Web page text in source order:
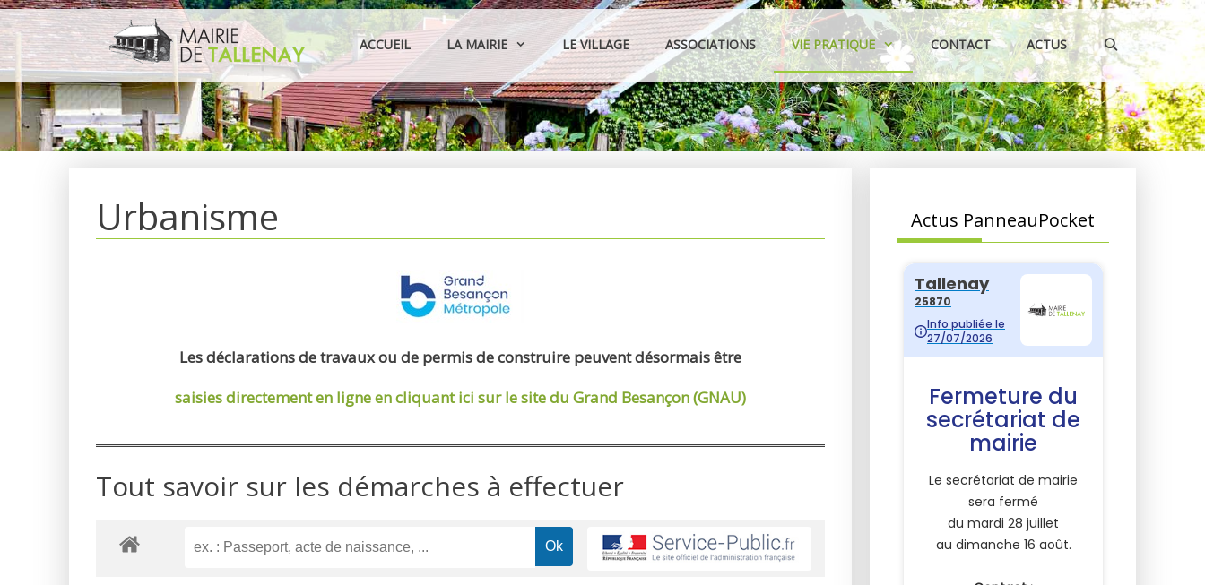
Aller
au
contenu
ACCUEIL LA MAIRIE LE VILLAGE ASSOCIATIONS VIE PRATIQUE CONTACT ACTUS
Urbanisme
Les déclarations de travaux ou de permis de construire peuvent désormais être
saisies directement en ligneen cliquant ici sur le site du Grand Besançon (GNAU)
Tout savoir sur les démarches à effectuer
Actus PanneauPocket